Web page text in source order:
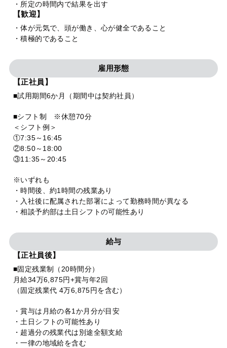
・所定の時間内で結果を出す
【歓迎】
・体が元気で、頭が働き、心が健全であること
・積極的であること
雇用形態
【正社員】
■試用期間6か月（期間中は契約社員）
■シフト制 ※休憩70分
＜シフト例＞
①7:35～16:45
②8:50～18:00
③11:35～20:45
※いずれも
・時間後、約1時間の残業あり
・入社後に配属された部署によって勤務時間が異なる
・相談予約部は土日シフトの可能性あり
給与
【正社員後】
■固定残業制（20時間分）
月給34万6,875円+賞与年2回
（固定残業代 4万6,875円を含む）
・賞与は月給の各1か月分が目安
・土日シフトの可能性あり
・超過分の残業代は別途全額支給
・一律の地域給を含む